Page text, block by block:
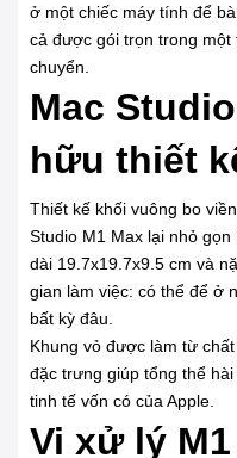
ở một chiếc máy tính để
cả được gói trọn trong một
chuyển.
Mac
hữu thiết
Thiết kế khối vuông bo
Studio M1 Max lại nhỏ
dài 19.7x19.7x9.5 cm và
gian làm việc: có thể để ở
bất kỳ đâu.
Khung vỏ được làm từ
đặc trưng giúp tổng thể
tinh tế vốn có của Apple.
Vi xử lý